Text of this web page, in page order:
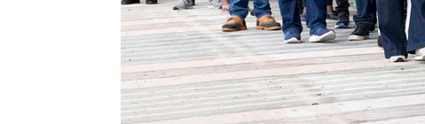
[속보]코스피, 301.88포인트(4.58%) 내린 6296.38 마감
[속보]원·달러 환율, 0.7원 내린 1423.8원 마감
"여기 떨어졌다"…다누리, 스페이스X 로켓 달 충돌 흔적 포착
손흥민, 5경기 연속골 실패…LAFC는 승부차기 끝 과달라하라 격파
내일까지 39도 '펄펄'…기상청 "태풍 지나며 폭염 잠시 꺾인다"